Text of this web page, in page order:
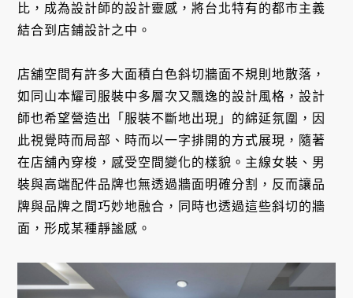
比，成為設計師的設計靈感，將台北特有的都市主義
結合到店鋪設計之中。
店舖空間有許多大面積白色斜切牆面不規則地散落，
如同山本耀司服裝中多層次又飄逸的設計風格，設計
師也希望營造出「服裝不斷地出現」的綿延氛圍，因
此視覺時而局部、時而以一字排開的方式展現，隨著
在店舖內穿梭，感受空間變化的樣貌。主線女裝、男
裝與高端配件品牌也無透過牆面明確分割，反而讓品
牌與品牌之間巧妙地融合，同時也透過這些斜切的牆
面，形成某種靜謐感。